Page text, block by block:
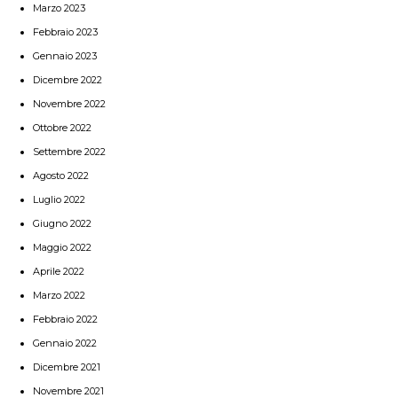
Marzo 2023
Febbraio 2023
Gennaio 2023
Dicembre 2022
Novembre 2022
Ottobre 2022
Settembre 2022
Agosto 2022
Luglio 2022
Giugno 2022
Maggio 2022
Aprile 2022
Marzo 2022
Febbraio 2022
Gennaio 2022
Dicembre 2021
Novembre 2021